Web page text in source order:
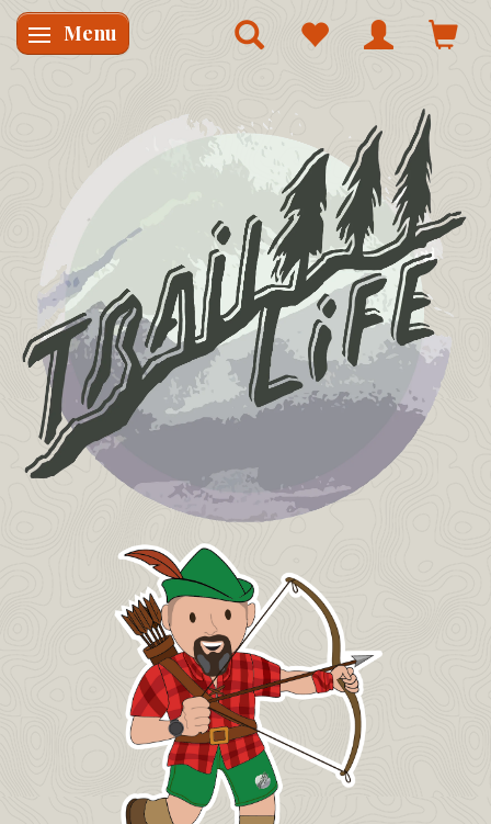
Skifte navigation
Menu